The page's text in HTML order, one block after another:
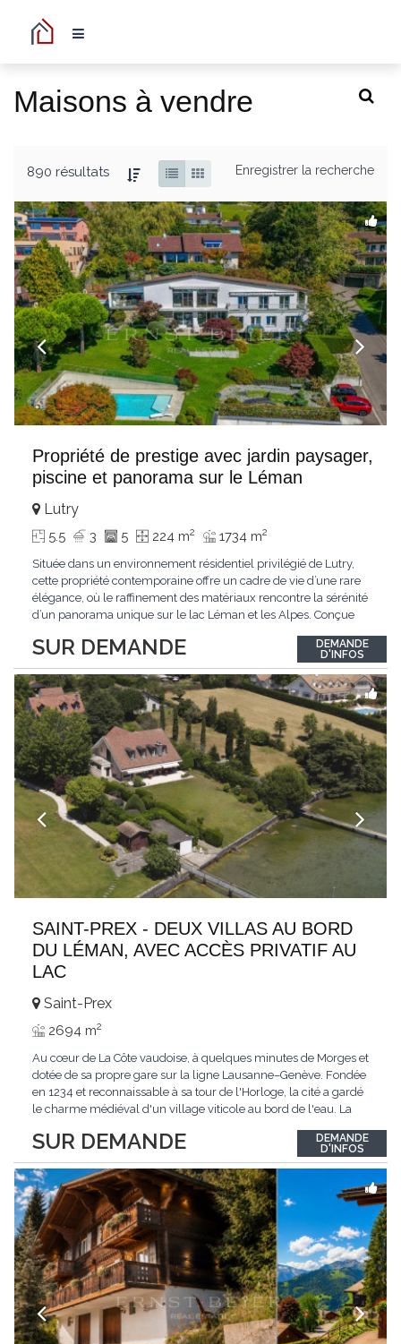
Maisons à vendre
890 résultats Enregistrer la recherche
Propriété de prestige avec jardin paysager,
piscine et panorama sur le Léman
SUR DEMANDE
Lutry
5.5 3 5 224 m2 1734 m2
Située dans un environnement résidentiel privilégié de Lutry,
cette propriété contemporaine offre un cadre de vie d’une rare
élégance, où le raffinement des matériaux rencontre la sérénité
d’un panorama unique sur le lac Léman et les Alpes. Conçue
distingue par ses espaces généreux et son atmosphère
résolument harmonieuse. Caractéristiques...
DEMANDE
D'INFOS
SAINT-PREX - DEUX VILLAS AU BORD
DU LÉMAN, AVEC ACCÈS PRIVATIF AU
LAC
SUR DEMANDE
Saint-Prex
2694 m2
Au cœur de La Côte vaudoise, à quelques minutes de Morges et
dotée de sa propre gare sur la ligne Lausanne–Genève. Fondée
en 1234 et reconnaissable à sa tour de l'Horloge, la cité a gardé
le charme médiéval d'un village viticole au bord de l'eau. La
immédiate des villes. Dans cet environnement privilégié, une
propriété...
DEMANDE
D'INFOS